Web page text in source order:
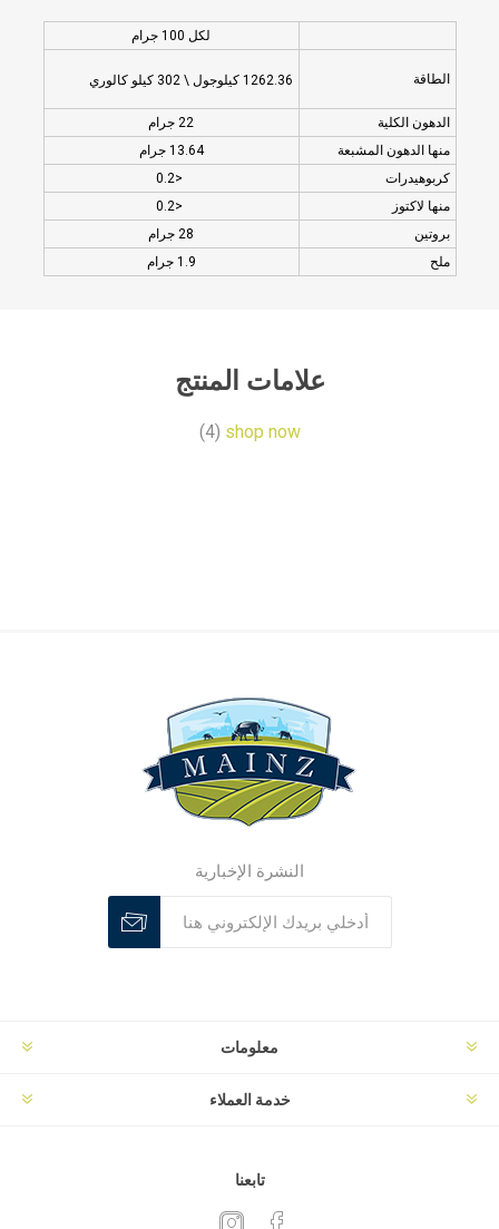
لكل 100 جرام
الطاقة 1262.36 كيلوجول \ 302 كيلو كالوري
الدهون الكلية
22 جرام
منها الدهون المشبعة
13.64 جرام
كربوهيدرات
<0.2
منها لاكتوز
<0.2
بروتين
28 جرام
ملح
1.9 جرام
علامات المنتج
shop now
(4)
النشرة الإخبارية
معلومات
خدمة العملاء
تابعنا